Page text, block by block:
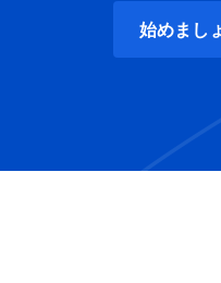
始めまし